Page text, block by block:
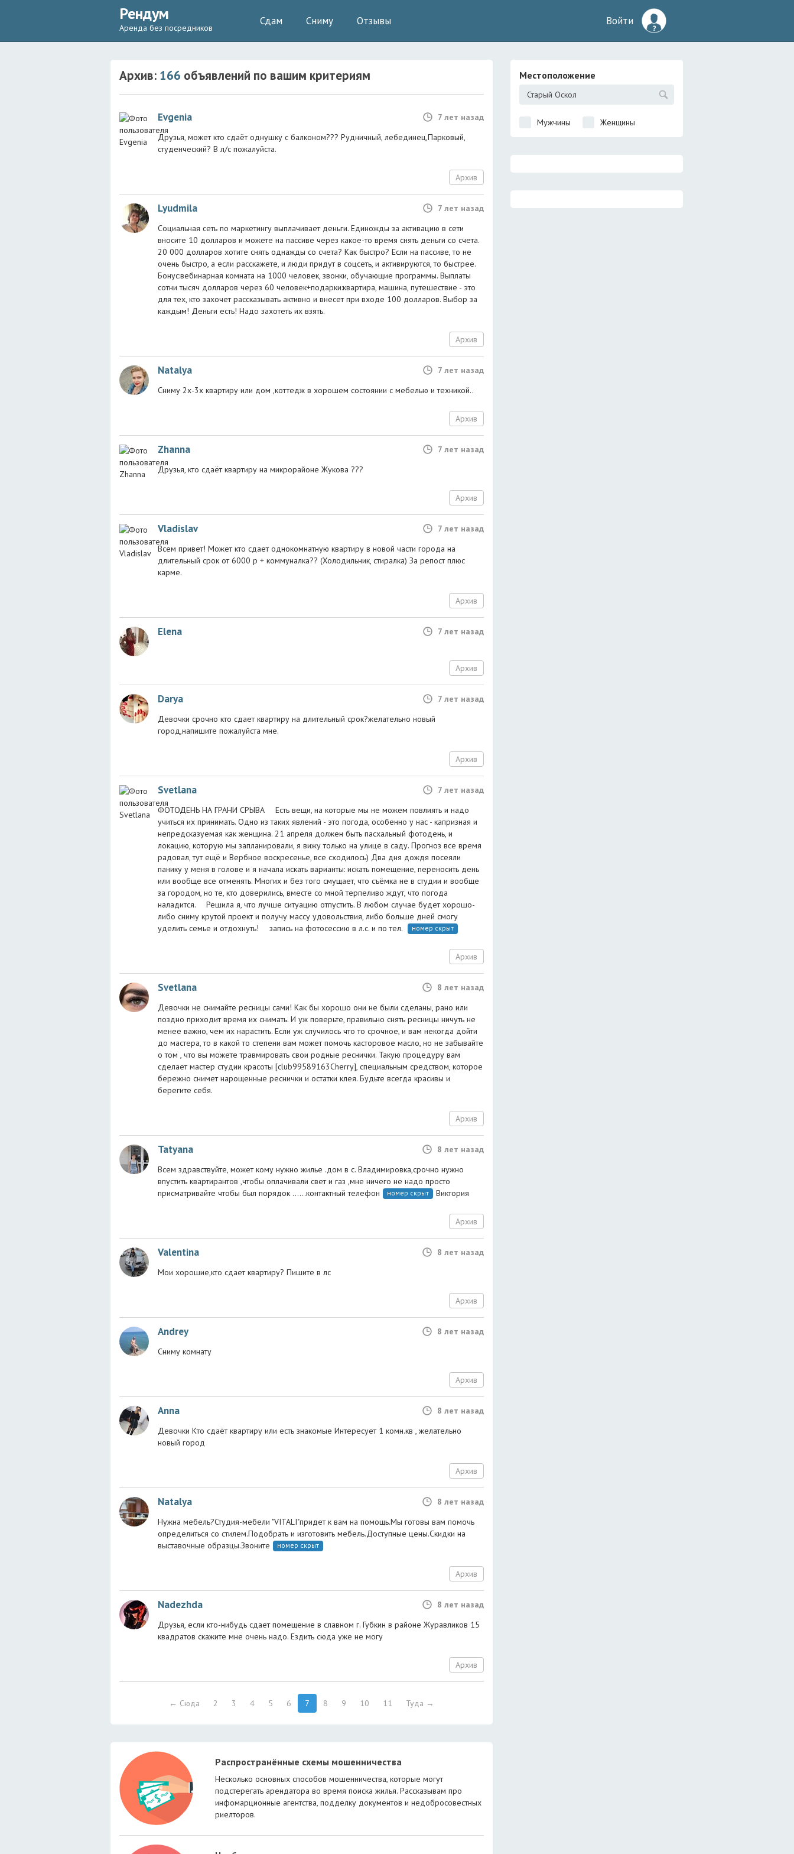
Рендум
Аренда без посредников
Сдам Сниму Отзывы Войти
Архив: 166 объявлений по вашим критериям
Evgenia
7 лет назад
Друзья, может кто сдаёт однушку с балконом??? Рудничный, лебединец,Парковый,
студенческий? В л/с пожалуйста.
Архив
Lyudmila
7 лет назад
Социальная сеть по маркетингу выплачивает деньги. Единожды за активацию в сети
вносите 10 долларов и можете на пассиве через какое-то время снять деньги со счета.
20 000 долларов хотите снять однажды со счета? Как быстро? Если на пассиве, то не
очень быстро, а если расскажете, и люди придут в соцсеть, и активируются, то быстрее.
Бонус:вебинарная комната на 1000 человек, звонки, обучающие программы. Выплаты
сотни тысяч долларов через 60 человек+подарки:квартира, машина, путешествие - это
для тех, кто захочет рассказывать активно и внесет при входе 100 долларов. Выбор за
каждым! Деньги есть! Надо захотеть их взять.
Архив
Natalya
7 лет назад
Сниму 2х-3х квартиру или дом ,коттедж в хорошем состоянии с мебелью и техникой..
Архив
Zhanna
7 лет назад
Друзья, кто сдаёт квартиру на микрорайоне Жукова ???
Архив
Vladislav
7 лет назад
Всем привет! Может кто сдает однокомнатную квартиру в новой части города на
длительный срок от 6000 р + коммуналка?? (Холодильник, стиралка) За репост плюс
карме.
Архив
Elena 7 лет назад
Архив
Darya
7 лет назад
Девочки срочно кто сдает квартиру на длительный срок?желательно новый
город,напишите пожалуйста мне.
Архив
Svetlana
7 лет назад
ФОТОДЕНЬ НА ГРАНИ СРЫВА ⠀ Есть вещи, на которые мы не можем повлиять и надо
учиться их принимать. Одно из таких явлений - это погода, особенно у нас - капризная и
непредсказуемая как женщина. 21 апреля должен быть пасхальный фотодень, и
локацию, которую мы запланировали, я вижу только на улице в саду. Прогноз все время
радовал, тут ещё и Вербное воскресенье, все сходилось) Два дня дождя посеяли
панику у меня в голове и я начала искать варианты: искать помещение, переносить день
или вообще все отменять. Многих и без того смущает, что съёмка не в студии и вообще
за городом, но те, кто доверились, вместе со мной терпеливо ждут, что погода
наладится. ⠀ Решила я, что лучше ситуацию отпустить. В любом случае будет хорошо-
либо сниму крутой проект и получу массу удовольствия, либо больше дней смогу
уделить семье и отдохнуть! ⠀ запись на фотосессию в л.с. и по тел.
номер скрыт
Архив
Svetlana
8 лет назад
Девочки не снимайте ресницы сами! Как бы хорошо они не были сделаны, рано или
поздно приходит время их снимать. И уж поверьте, правильно снять ресницы ничуть не
менее важно, чем их нарастить. Если уж случилось что то срочное, и вам некогда дойти
до мастера, то в какой то степени вам может помочь касторовое масло, но не забывайте
о том , что вы можете травмировать свои родные реснички. Такую процедуру вам
сделает мастер студии красоты [club99589163Cherry], специальным средством, которое
бережно снимет нарощенные реснички и остатки клея. Будьте всегда красивы и
берегите себя.
Архив
Tatyana
8 лет назад
Всем здравствуйте, может кому нужно жилье .дом в с. Владимировка,срочно нужно
впустить квартирантов ,чтобы оплачивали свет и газ ,мне ничего не надо просто
присматривайте чтобы был порядок ......контактный телефон
номер скрыт Виктория
Архив
Valentina
8 лет назад
Мои хорошие,кто сдает квартиру? Пишите в лс
Архив
Andrey
8 лет назад
Сниму комнату
Архив
Anna
8 лет назад
Девочки Кто сдаёт квартиру или есть знакомые Интересует 1 комн.кв , желательно
новый город
Архив
Natalya
8 лет назад
Нужна мебель?Студия-мебели "VITALI"придет к вам на помощь.Мы готовы вам помочь
определиться со стилем.Подобрать и изготовить мебель.Доступные цены.Скидки на
выставочные образцы.Звоните
номер скрыт
Архив
Nadezhda
8 лет назад
Друзья, если кто-нибудь сдает помещение в славном г. Губкин в районе Журавликов 15
квадратов скажите мне очень надо. Ездить сюда уже не могу
Архив
← Сюда 2 3 4 5 6 7 8 9 10 11 Туда →
Местоположение
Мужчины Женщины
Распространённые схемы мошенничества
Несколько основных способов мошенничества, которые могут
подстерегать арендатора во время поиска жилья. Рассказывам про
инфомарционные агентства, подделку документов и недобросовестных
риелторов.